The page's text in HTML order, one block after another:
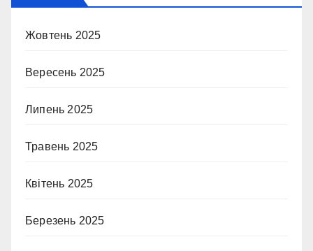
Жовтень 2025
Вересень 2025
Липень 2025
Травень 2025
Квітень 2025
Березень 2025